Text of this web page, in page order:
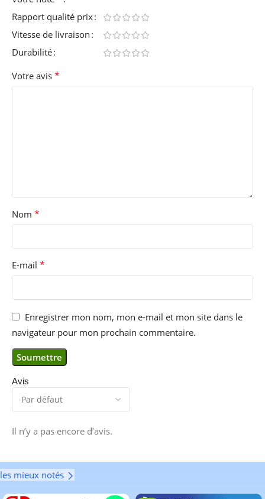
Avis
Il n’y a pas encore d’avis.
Rapport qualité prix
Vitesse de livraison
Durabilité
Votre avis *
Nom *
E-mail *
Enregistrer mon nom, mon e-mail et mon site dans le
navigateur pour mon prochain commentaire.
les mieux notés